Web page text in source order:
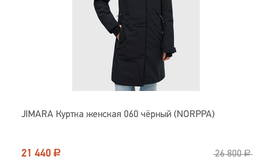
JIMARA Куртка женская 060 чёрный (NORPPA)
21 440 Р 26 800 Р